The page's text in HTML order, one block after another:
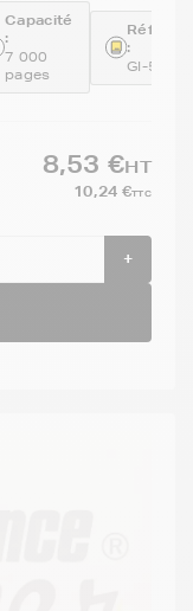
Capacité
:
7 000
pages
:
GI-50M
8,53 €HT
10,24 €TTC
+